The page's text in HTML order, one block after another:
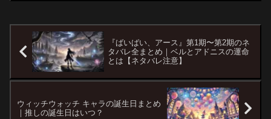
『ばいばい、アース』第1期〜第2期のネ
タバレ全まとめ｜ベルとアドニスの運命
とは【ネタバレ注意】
ウィッチウォッチ キャラの誕生日まとめ
｜推しの誕生日はいつ？